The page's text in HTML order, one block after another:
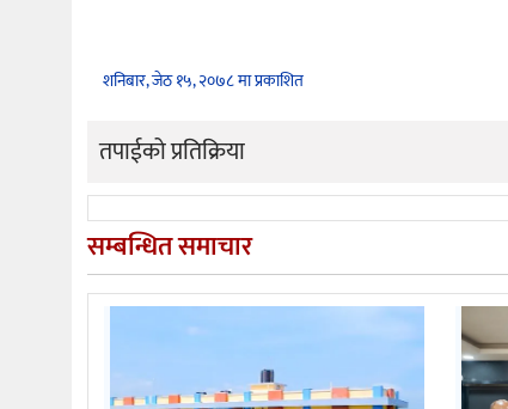
शनिबार, जेठ १५, २०७८ मा प्रकाशित
तपाईको प्रतिक्रिया
सम्बन्धित समाचार